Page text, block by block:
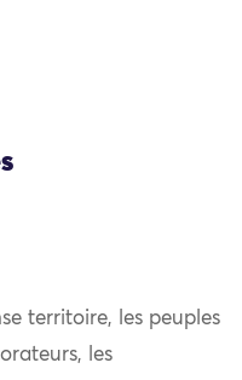
territoire, les peuples
les